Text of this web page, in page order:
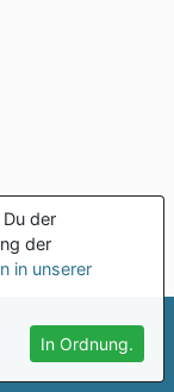
der
der
in unserer
In Ordnung.